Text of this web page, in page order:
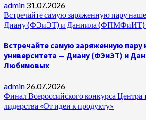
admin 31.07.2026
Встречайте самую заряженную пару
Диану (ФЭиЭТ) и Даниила (ФПМФиИТ)
Встречайте самую заряженную пару
университета — Диану (ФЭиЭТ) и
Любимовых
admin 26.07.2026
Финал Всероссийского конкурса Центра
лидерства «От идеи к продукту»